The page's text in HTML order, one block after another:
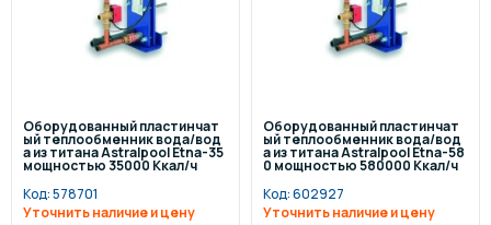
Оборудованный пластинчат
ый теплообменник вода/вод
а из титана Astralpool Etna-35
мощностью 35000 Ккал/ч
Код:578701
Уточнить наличие и цену
Оборудованный пластинчат
ый теплообменник вода/вод
а из титана Astralpool Etna-58
0 мощностью 580000 Ккал/ч
Код:602927
Уточнить наличие и цену